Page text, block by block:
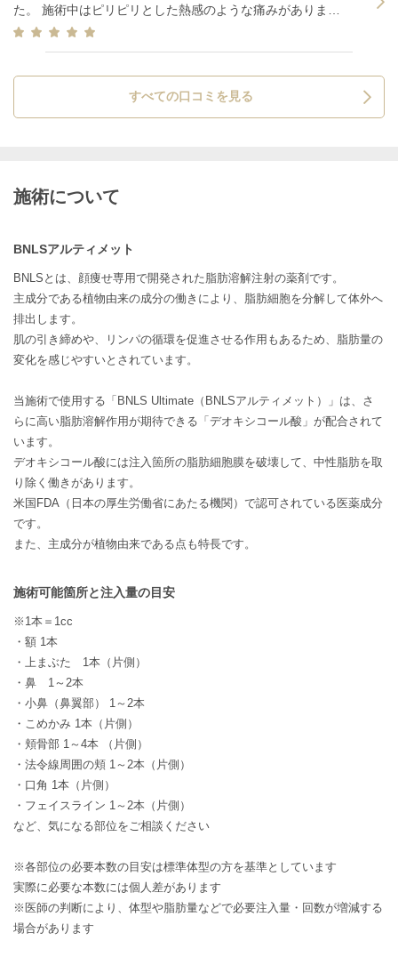
た。 施術中はピリピリとした熱感のような痛みがありまし
たが、声をかけながら手際よくマッサージしてくださった
すべての口コミを見る
施術について
BNLSアルティメット
BNLSとは、顔痩せ専用で開発された脂肪溶解注射の薬剤です。
主成分である植物由来の成分の働きにより、脂肪細胞を分解して体外へ
排出します。
肌の引き締めや、リンパの循環を促進させる作用もあるため、脂肪量の
変化を感じやすいとされています。
当施術で使用する「BNLS Ultimate（BNLSアルティメット）」は、さ
らに高い脂肪溶解作用が期待できる「デオキシコール酸」が配合されて
います。
デオキシコール酸には注入箇所の脂肪細胞膜を破壊して、中性脂肪を取
り除く働きがあります。
米国FDA（日本の厚生労働省にあたる機関）で認可されている医薬成分
です。
また、主成分が植物由来である点も特長です。
施術可能箇所と注入量の目安
※1本＝1cc
・額 1本
・上まぶた 1本（片側）
・鼻 1～2本
・小鼻（鼻翼部） 1～2本
・こめかみ 1本（片側）
・頬骨部 1～4本 （片側）
・法令線周囲の頬 1～2本（片側）
・口角 1本（片側）
・フェイスライン 1～2本（片側）
など、気になる部位をご相談ください
※各部位の必要本数の目安は標準体型の方を基準としています
実際に必要な本数には個人差があります
※医師の判断により、体型や脂肪量などで必要注入量・回数が増減する
場合があります